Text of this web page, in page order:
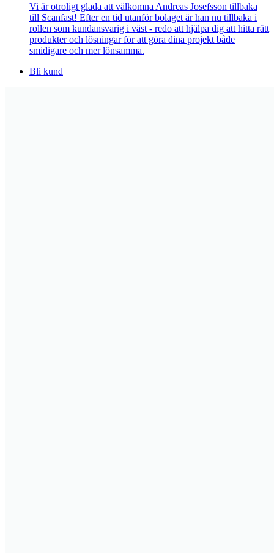
Vi är otroligt glada att välkomna Andreas Josefsson tillbaka
till Scanfast! Efter en tid utanför bolaget är han nu tillbaka i
rollen som kundansvarig i väst - redo att hjälpa dig att hitta rätt
produkter och lösningar för att göra dina projekt både
smidigare och mer lönsamma.
Bli kund